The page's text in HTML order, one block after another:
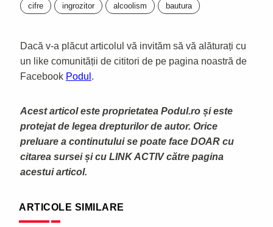
cifre ingrozitor alcoolism bautura
Dacă v-a plăcut articolul vă invităm să vă alăturați cu
un like comunității de cititori de pe pagina noastră de
Facebook Podul .
Acest articol este proprietatea Podul.ro și este
protejat de legea drepturilor de autor. Orice
preluare a continutului se poate face DOAR cu
citarea sursei și cu LINK ACTIV către pagina
acestui articol.
ARTICOLE SIMILARE